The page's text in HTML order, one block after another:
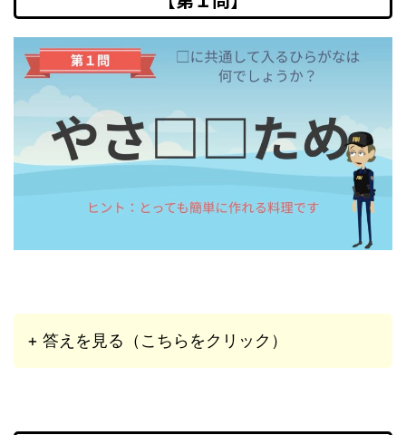
+ 答えを見る（こちらをクリック）